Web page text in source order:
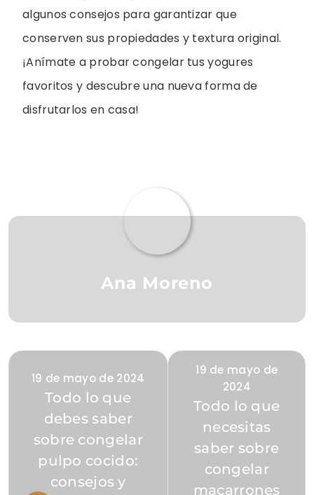
algunos consejos para garantizar que
conserven sus propiedades y textura original.
¡Anímate a probar congelar tus yogures
favoritos y descubre una nueva forma de
disfrutarlos en casa!
Ana Moreno
19 de mayo de 2024
Todo lo que
debes saber
sobre congelar
pulpo cocido:
consejos y
19 de mayo de
2024
Todo lo que
necesitas
saber sobre
congelar
macarrones